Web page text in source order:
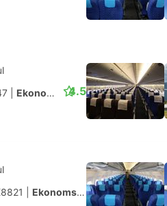
Ekonomska klasa 4.5
Ekonomska klasa